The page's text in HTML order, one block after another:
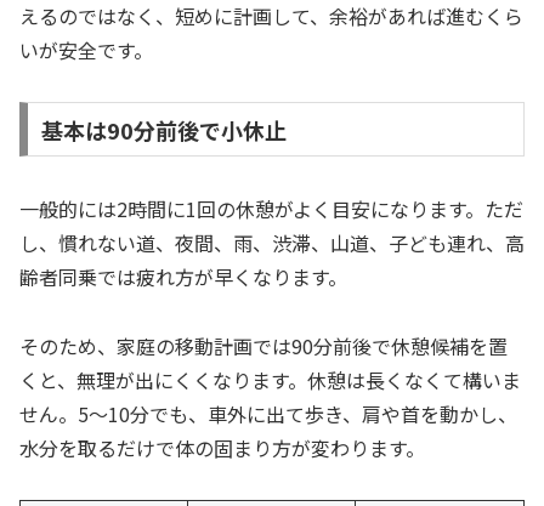
えるのではなく、短めに計画して、余裕があれば進むくら
いが安全です。
基本は90分前後で小休止
一般的には2時間に1回の休憩がよく目安になります。ただ
し、慣れない道、夜間、雨、渋滞、山道、子ども連れ、高
齢者同乗では疲れ方が早くなります。
そのため、家庭の移動計画では90分前後で休憩候補を置
くと、無理が出にくくなります。休憩は長くなくて構いま
せん。5〜10分でも、車外に出て歩き、肩や首を動かし、
水分を取るだけで体の固まり方が変わります。